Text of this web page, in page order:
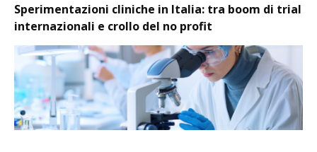
Sperimentazioni cliniche in Italia: tra boom di trial
internazionali e crollo del no profit